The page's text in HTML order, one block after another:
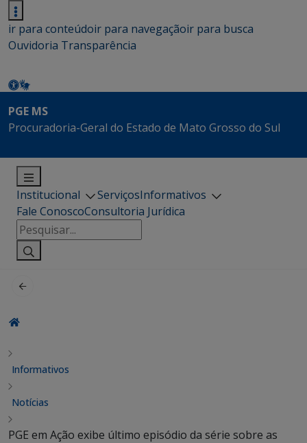
ir para conteúdoir para navegaçãoir para busca
Ouvidoria Transparência
PGE MS
Procuradoria-Geral do Estado de Mato Grosso do Sul
Institucional ServiçosInformativos
Fale ConoscoConsultoria Jurídica
Pesquisar
por:
Informativos
Notícias
PGE em Ação exibe último episódio da série sobre as